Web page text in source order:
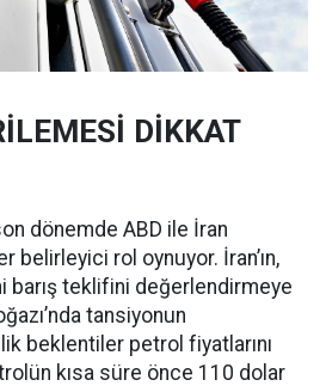
DİKKAT
dönemde ABD ile İran
belirleyici rol oynuyor. İran’ın,
barış teklifini değerlendirmeye
tansiyonun
beklentiler petrol fiyatlarını
kısa süre önce 110 dolar